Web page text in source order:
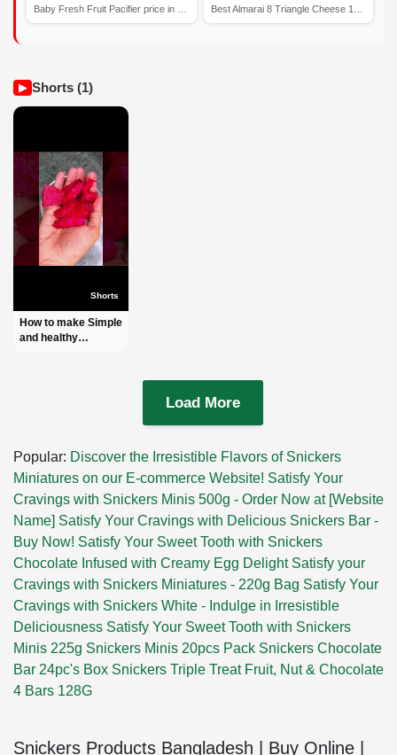
Bangladesh সেরা আলমারাই 8 ত্রিভুজ
পনির
▶ Shorts (1)
Shorts
How to make Simple
and healthy
Load More
Popular: Discover the Irresistible Flavors of Snickers
Miniatures on our E-commerce Website! Satisfy Your
Cravings with Snickers Minis 500g - Order Now at [Website
Name] Satisfy Your Cravings with Delicious Snickers Bar -
Buy Now! Satisfy Your Sweet Tooth with Snickers
Chocolate Infused with Creamy Egg Delight Satisfy your
Cravings with Snickers Miniatures - 220g Bag Satisfy Your
Cravings with Snickers White - Indulge in Irresistible
Deliciousness Satisfy Your Sweet Tooth with Snickers
Minis 225g Snickers Minis 20pcs Pack Snickers Chocolate
Bar 24pc's Box Snickers Triple Treat Fruit, Nut & Chocolate
4 Bars 128G
Snickers Products Bangladesh | Buy Online |